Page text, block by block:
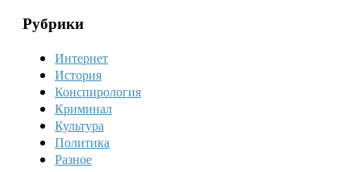
Рубрики
Интернет
История
Конспирология
Криминал
Культура
Политика
Разное